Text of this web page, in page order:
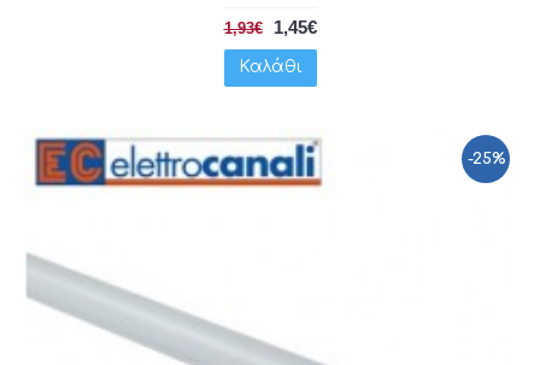
1,93€ 1,45€
Καλάθι
-25%